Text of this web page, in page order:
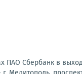
ПАО Сбербанк в